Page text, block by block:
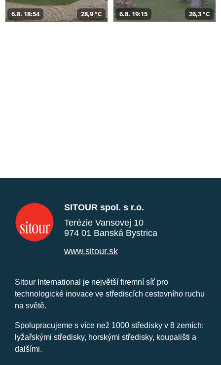
6.8. 18:54 28,9 °C 6.8. 19:15 26,3 °C
SITOUR spol. s r.o.
Terézie Vansovej 10
974 01 Banská Bystrica
www.sitour.sk
Sitour International je největší firemní síť pro
technologické inovace ve střediscích cestovního ruchu
na světě.
Spolupracujeme s více než 1000 středisky v 8 zemích:
lyžařskými středisky, horskými středisky, koupališti a
dalšími.